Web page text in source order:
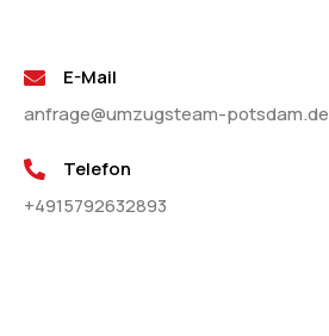
E-Mail
anfrage@umzugsteam-potsdam.de
Telefon
+4915792632893